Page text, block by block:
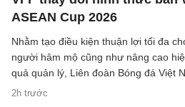
ASEAN Cup 2026
2h trước
Nhằm tạo điều kiện thuận lợi tối đa
người hâm mộ cũng như nâng cao
quả quản lý, Liên đoàn Bóng đá Việt
(VFF) đã chính thức thông báo về việc